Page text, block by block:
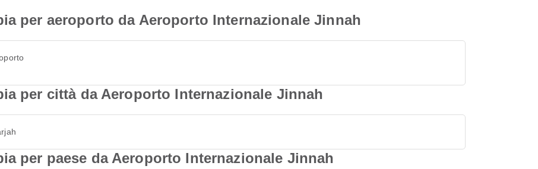
per aeroporto da Aeroporto Internazionale Jinnah
per città da Aeroporto Internazionale Jinnah
per paese da Aeroporto Internazionale Jinnah